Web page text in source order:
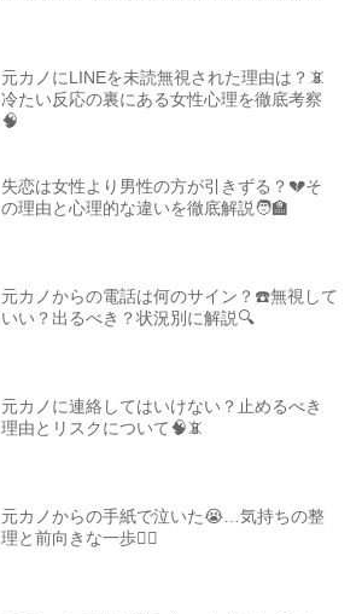
元カノにLINEを未読無視された理由は？📵
冷たい反応の裏にある女性心理を徹底考察
🧠
失恋は女性より男性の方が引きずる？💔そ
の理由と心理的な違いを徹底解説🧑‍🏫
元カノからの電話は何のサイン？☎️無視して
いい？出るべき？状況別に解説🔍
元カノに連絡してはいけない？止めるべき
理由とリスクについて🧠📵
元カノからの手紙で泣いた😭…気持ちの整
理と前向きな一歩🚶‍♂️